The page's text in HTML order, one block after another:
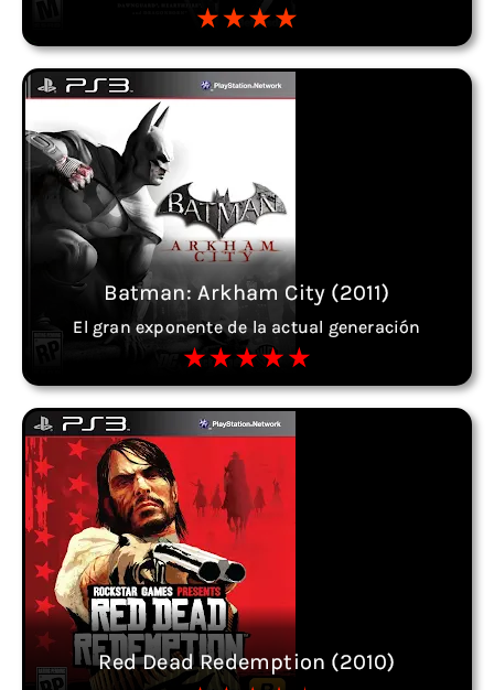
Batman: Arkham City (2011)
El gran exponente de la actual generación
Red Dead Redemption (2010)